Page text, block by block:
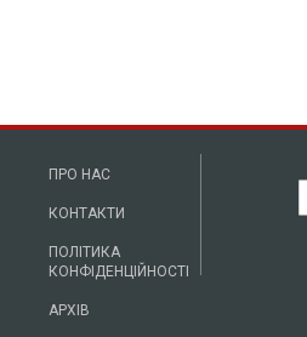
ПРО НАС
КОНТАКТИ
ПОЛІТИКА
КОНФІДЕНЦІЙНОСТІ
АРХІВ